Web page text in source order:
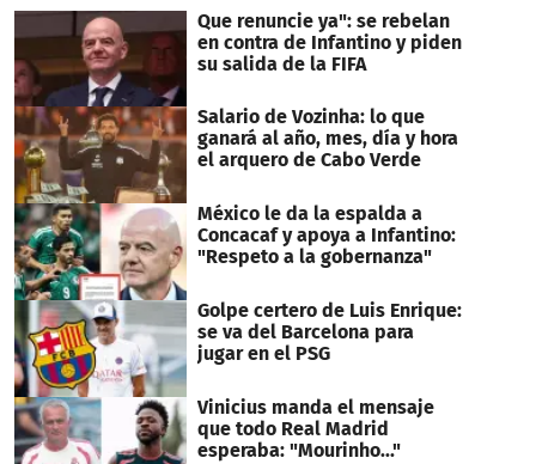
Que renuncie ya": se rebelan
en contra de Infantino y piden
su salida de la FIFA
Salario de Vozinha: lo que
ganará al año, mes, día y hora
el arquero de Cabo Verde
México le da la espalda a
Concacaf y apoya a Infantino:
"Respeto a la gobernanza"
Golpe certero de Luis Enrique:
se va del Barcelona para
jugar en el PSG
Vinicius manda el mensaje
que todo Real Madrid
esperaba: "Mourinho..."